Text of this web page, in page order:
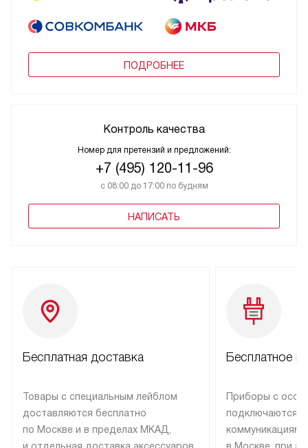
ПОДРОБНЕЕ
Контроль качества
Номер для претензий и предложений:
+7 (495) 120-11-96
с 08:00 до 17:00 по будням
НАПИСАТЬ
Бесплатная доставка
Товары с специальным лейблом
доставляются бесплатно
по Москве и в пределах МКАД,
Бесплатное
Приборы с
подключаются к
коммуникациям